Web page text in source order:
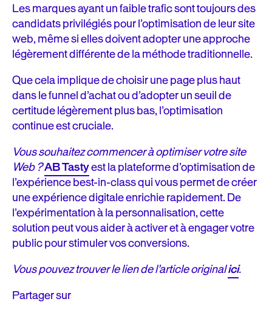
Les marques ayant un faible trafic sont toujours des
candidats privilégiés pour l’optimisation de leur site
web, même si elles doivent adopter une approche
légèrement différente de la méthode traditionnelle.
Que cela implique de choisir une page plus haut
dans le funnel d’achat ou d’adopter un seuil de
certitude légèrement plus bas, l’optimisation
continue est cruciale.
Vous souhaitez commencer à optimiser votre site
Web ?AB Tastyest la plateforme d’optimisation de
l’expérience best-in-class qui vous permet de créer
une expérience digitale enrichie rapidement. De
l’expérimentation à la personnalisation, cette
solution peut vous aider à activer et à engager votre
public pour stimuler vos conversions.
Vous pouvez trouver le lien de l’article originalici.
Partager sur